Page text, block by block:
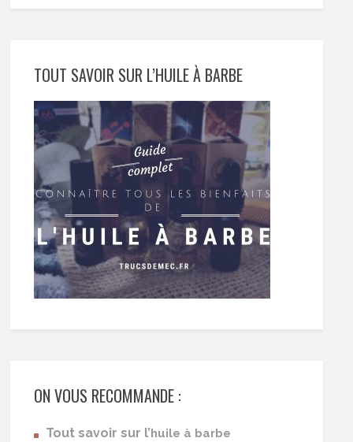
TOUT SAVOIR SUR L’HUILE À BARBE
ON VOUS RECOMMANDE :
Tout savoir sur l’huile à barbe